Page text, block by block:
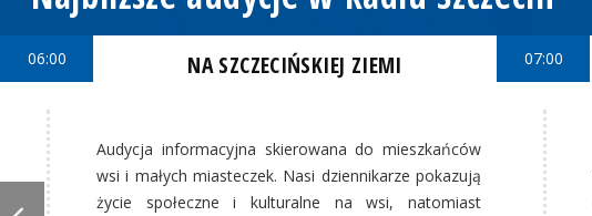
06:00 NA SZCZECIŃSKIEJ ZIEMI
Audycja informacyjna skierowana do mieszkańców
wsi i małych miasteczek. Nasi dziennikarze pokazują
życie społeczne i kulturalne na wsi, natomiast
07:00